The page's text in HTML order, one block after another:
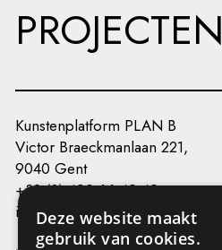
PROJECTEN
Kunstenplatform PLAN B
Victor Braeckmanlaan 221,
9040 Gent
+32 (0) 493 66 49 49
info@kunstenplatformplanb.be
Deze website maakt
gebruik van cookies.